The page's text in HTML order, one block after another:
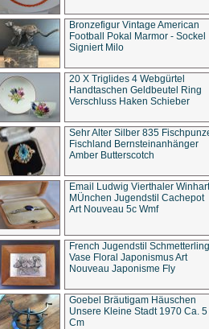
Bronzefigur Vintage American
Football Pokal Marmor - Sockel
Signiert Milo
20 X Triglides 4 Webgürtel
Handtaschen Geldbeutel Ring
Verschluss Haken Schieber
Sehr Alter Silber 835
Fischland Bernsteinanhänger
Amber Butterscotch
Email Ludwig Vierthaler Winhart
MÜnchen Jugendstil Cachepot
Art Nouveau 5c Wmf
French Jugendstil Schmetterling
Vase Floral Japonismus Art
Nouveau Japonisme Fly
Goebel Bräutigam Häuschen
Unsere Kleine Stadt 1970 Ca. 5
Cm